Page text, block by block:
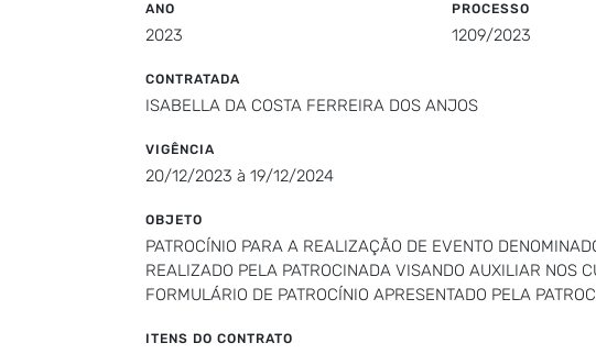
ANO
2023
PROCESSO
1209/2023
CONTRATADA
ISABELLA DA COSTA FERREIRA DOS ANJOS
VIGÊNCIA
20/12/2023 à 19/12/2024
OBJETO
PATROCÍNIO PARA A REALIZAÇÃO DE EVENTO
REALIZADO PELA PATROCINADA VISANDO AUXILIAR NOS
FORMULÁRIO DE PATROCÍNIO APRESENTADO PELA
ITENS DO CONTRATO